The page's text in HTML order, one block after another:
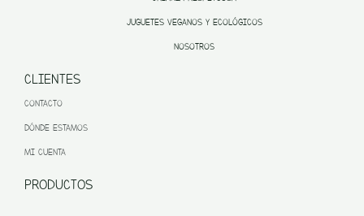
JUGUETES VEGANOS Y ECOLÓGICOS
NOSOTROS
CLIENTES
CONTACTO
DÓNDE ESTAMOS
MI CUENTA
PRODUCTOS